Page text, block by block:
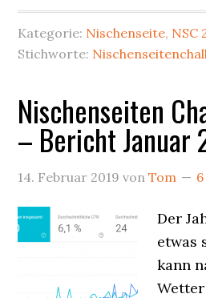
Kategorie: Nischenseite, NSC
Stichworte:
Nischenseiten
– Bericht Januar
14. Februar 2019 vonTom
Der
etwas
kann